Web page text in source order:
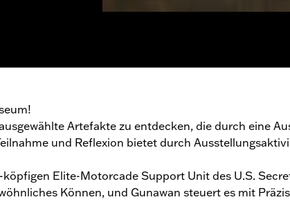
Artefakte zu entdecken, die durch eine
und Reflexion bietet durch
Elite-Motorcade Support Unit des U.S.
Können, und Gunawan steuert es mit